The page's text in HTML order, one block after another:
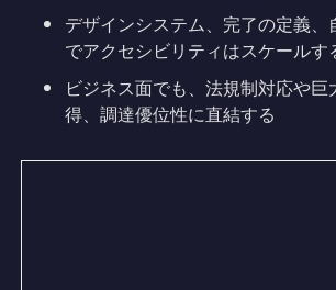
デザインシステム、完了の定義、
でアクセシビリティはスケールす
ビジネス面でも、法規制対応や
得、調達優位性に直結する